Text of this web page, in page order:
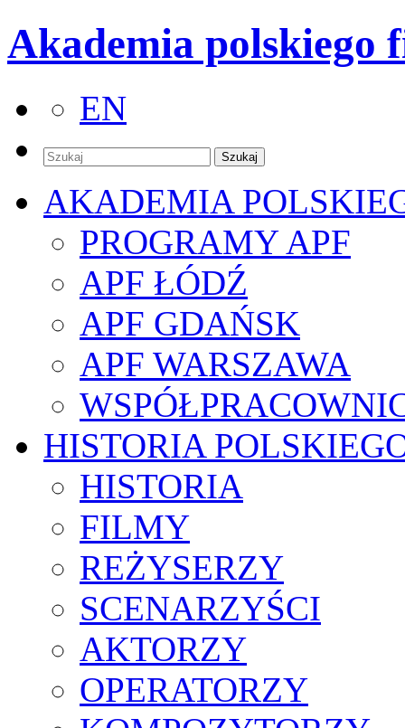
Akademia polskiego
EN
AKADEMIA
PROGRAMY APF
APF ŁÓDŹ
APF GDAŃSK
APF WARSZAWA
HISTORIA
HISTORIA
FILMY
REŻYSERZY
SCENARZYŚCI
AKTORZY
OPERATORZY